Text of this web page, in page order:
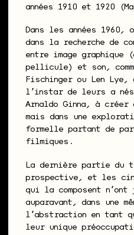
années 1910 et 1920
Dans les années 1960,
dans la recherche de
entre image graphique
pellicule) et son,
Fischinger ou Len
lʼinstar de leurs aînés
Arnaldo Ginna, à créer
mais dans une
formelle partant de
filmiques.
La dernière partie du
prospective, et les
qui la composent
auparavant, dans une
lʼabstraction en tant
leur unique